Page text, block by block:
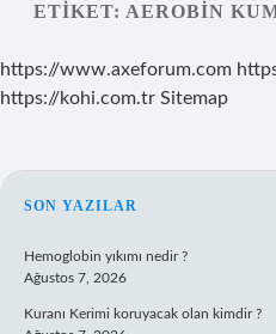
Yasal Uyarı
Hakkımızda
ETIKET: AEROBIN
https://www.axeforum.com
https://kohi.com.tr Sitemap
SIDEBAR
SON YAZILAR
Hemoglobin yıkımı nedir ?
Ağustos 7, 2026
Kuranı Kerimi koruyacak olan kimdir ?